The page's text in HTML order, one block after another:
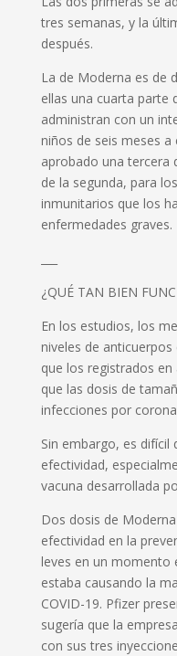
tres semanas, y la
después.
La de Moderna es de
ellas una cuarta parte
administran con un
niños de seis meses
aprobado una tercera
de la segunda, para
inmunitarios que los
enfermedades graves.
¿QUÉ TAN BIEN
En los estudios, los
niveles de
que los registrados
que las dosis de
infecciones por
Sin embargo, es
efectividad,
vacuna desarrollada
Dos dosis de
efectividad en la
leves en un momento
estaba causando la
COVID-19. Pfizer
sugería que la
con sus tres